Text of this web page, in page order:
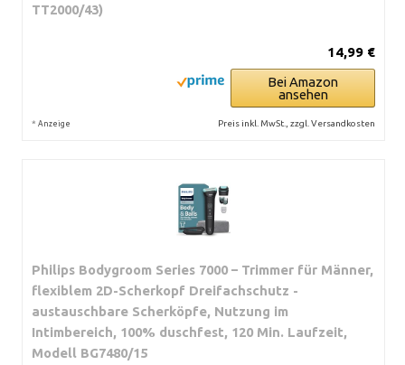
TT2000/43)
14,99 €
Bei Amazon
ansehen
* Anzeige Preis inkl. MwSt., zzgl. Versandkosten
Philips Bodygroom Series 7000 – Trimmer für Männer,
flexiblem 2D-Scherkopf Dreifachschutz -
austauschbare Scherköpfe, Nutzung im
Intimbereich, 100% duschfest, 120 Min. Laufzeit,
Modell BG7480/15